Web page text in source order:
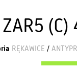
(C)
RĘKAWICE /